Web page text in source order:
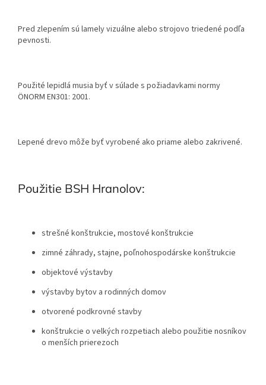
Pred zlepením sú lamely vizuálne alebo strojovo triedené podľa
pevnosti.
Použité lepidlá musia byť v súlade s požiadavkami normy
ÖNORM EN301: 2001.
Lepené drevo môže byť vyrobené ako priame alebo zakrivené.
Použitie BSH Hranolov:
strešné konštrukcie, mostové konštrukcie
zimné záhrady, stajne, poľnohospodárske konštrukcie
objektové výstavby
výstavby bytov a rodinných domov
otvorené podkrovné stavby
konštrukcie o velkých rozpetiach alebo použitie nosníkov
o menších prierezoch